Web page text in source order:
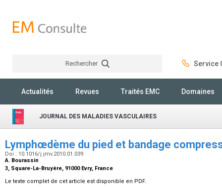
Rechercher Service
Actualités Revues Traités EMC Domaines
JOURNAL DES MALADIES VASCULAIRES
Lymphœdème du pied et bandage
Doi : 10.1016/j.jmv.2010.01.039
A. Bourassin
3, Square-La-Bruyère, 91000 Evry, France
Le texte complet de cet article est disponible en PDF.